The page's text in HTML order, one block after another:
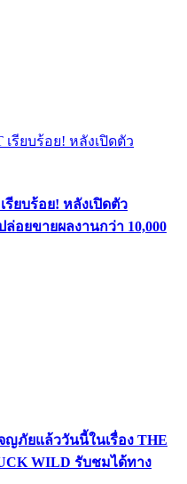
รียบร้อย! หลังเปิดตัว
อยขายผลงานกว่า 10,000
ภัยแล้ววันนี้ในเรื่อง THE
WILD รับชมได้ทาง